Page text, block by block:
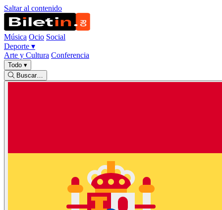
Saltar al contenido
Música Ocio Social
Deporte ▾
Arte y Cultura Conferencia
Todo ▾
Buscar…